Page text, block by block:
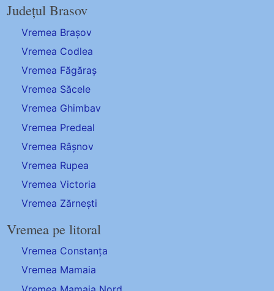
Județul Brasov
Vremea Brașov
Vremea Codlea
Vremea Făgăraș
Vremea Săcele
Vremea Ghimbav
Vremea Predeal
Vremea Râșnov
Vremea Rupea
Vremea Victoria
Vremea Zărnești
Vremea pe litoral
Vremea Constanța
Vremea Mamaia